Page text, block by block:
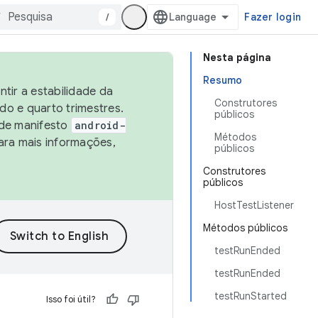
/ Fazer login
Nesta página
Resumo
Construtores
públicos
Métodos
públicos
Construtores
públicos
HostTestListener
Métodos públicos
testRunEnded
testRunEnded
testRunStarted
a estabilidade da
e quarto trimestres.
manifesto
android-
mais informações,
Isso foi útil?